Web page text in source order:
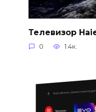
Телевизор
0 1.4к.